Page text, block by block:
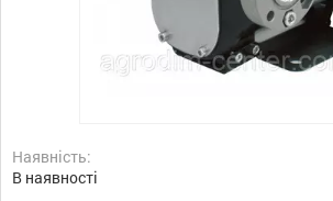
Наявність:
В наявності